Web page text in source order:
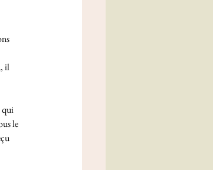
il
qui
le